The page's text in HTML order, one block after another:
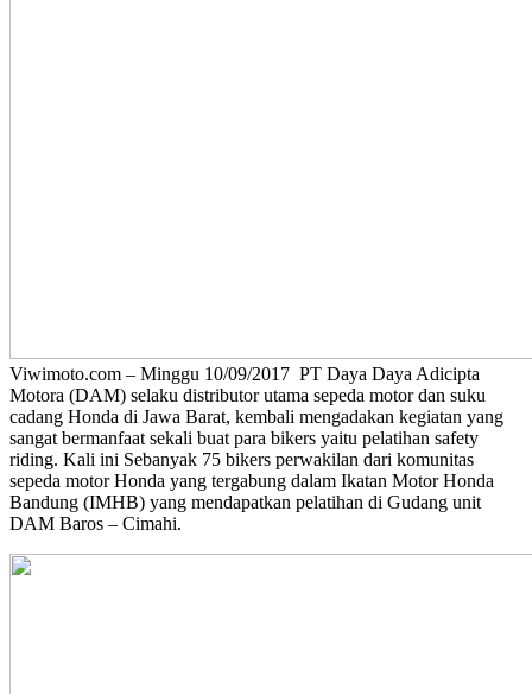
Viwimoto.com – Minggu 10/09/2017 PT Daya Daya Adicipta
Motora (DAM) selaku distributor utama sepeda motor dan suku
cadang Honda di Jawa Barat, kembali mengadakan kegiatan yang
sangat bermanfaat sekali buat para bikers yaitu pelatihan safety
riding. Kali ini Sebanyak 75 bikers perwakilan dari komunitas
sepeda motor Honda yang tergabung dalam Ikatan Motor Honda
Bandung (IMHB) yang mendapatkan pelatihan di Gudang unit
DAM Baros – Cimahi.